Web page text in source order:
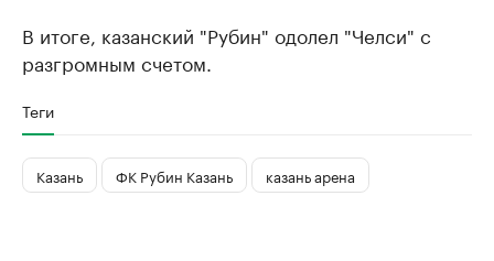
В итоге, казанский "Рубин" одолел "Челси" с
разгромным счетом.
Теги
Казань ФК Рубин Казань казань арена